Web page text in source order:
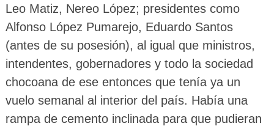
Leo Matiz, Nereo López; presidentes como
Alfonso López Pumarejo, Eduardo Santos
(antes de su posesión), al igual que ministros,
intendentes, gobernadores y todo la sociedad
chocoana de ese entonces que tenía ya un
vuelo semanal al interior del país. Había una
rampa de cemento inclinada para que pudieran